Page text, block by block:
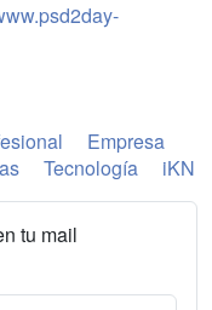
Empresa
Tecnología iKN
tu mail